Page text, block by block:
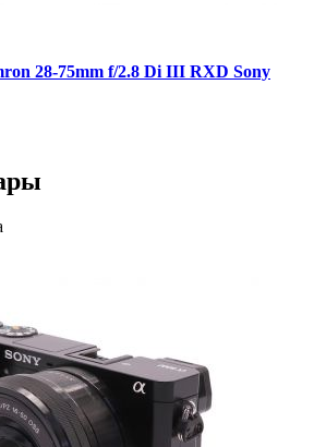
28-75mm f/2.8 Di III RXD Sony